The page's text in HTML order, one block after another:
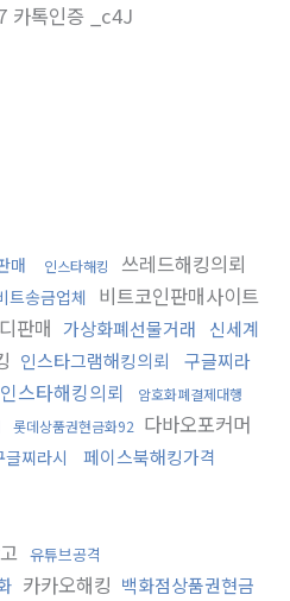
카톡인증 _c4J
매 인스타해킹
쓰레드해킹의뢰
트송금업체 비트코인판매사이트
판매 가상화폐선물거래
신세계
인스타그램해킹의뢰
구글찌라
인스타해킹의뢰 암호화폐결제대행
롯데상품권현금화92 다바오포커머
글찌라시 페이스북해킹가격
유튜브공격
카카오해킹 백화점상품권현금